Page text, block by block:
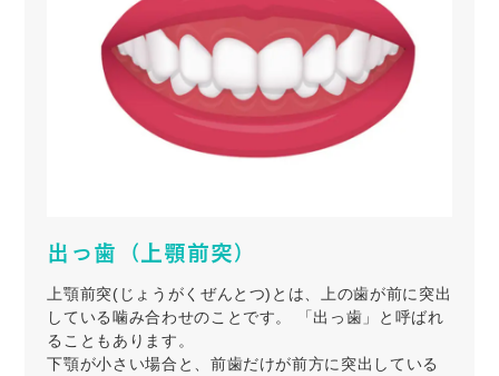
出っ歯（上顎前突）
上顎前突(じょうがくぜんとつ)とは、上の歯が前に突出
している噛み合わせのことです。 「出っ歯」と呼ばれ
ることもあります。
下顎が小さい場合と、前歯だけが前方に突出している